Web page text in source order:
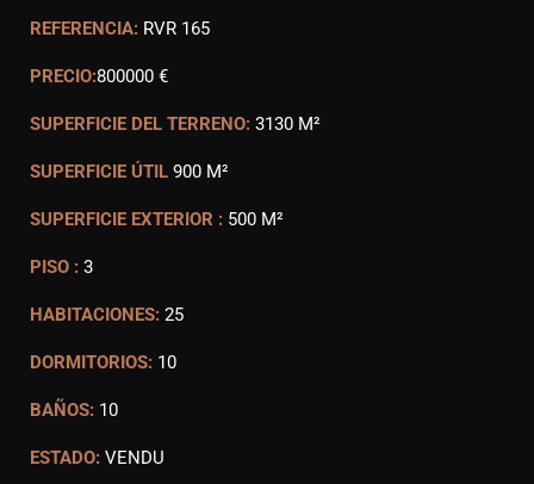
REFERENCIA: RVR 165
PRECIO:800000 €
SUPERFICIE DEL TERRENO: 3130 M²
SUPERFICIE ÚTIL 900 M²
SUPERFICIE EXTERIOR : 500 M²
PISO : 3
HABITACIONES: 25
DORMITORIOS: 10
BAÑOS: 10
ESTADO: VENDU